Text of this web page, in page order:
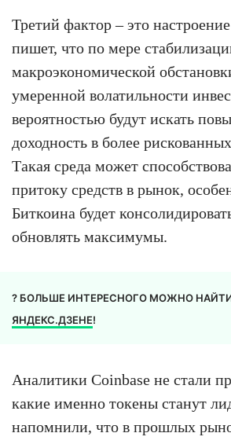
Третий фактор – это
пишет, что по мере
макроэкономической
умеренной волатильности
вероятностью будут искать
доходность в более
Такая среда может
притоку средств в рынок,
Биткоина будет
обновлять максимумы.
? БОЛЬШЕ ИНТЕРЕСНОГО МОЖНО
ЯНДЕКС.ДЗЕНЕ!
Аналитики Coinbase не стали
какие именно токены станут
напомнили, что в прошлых